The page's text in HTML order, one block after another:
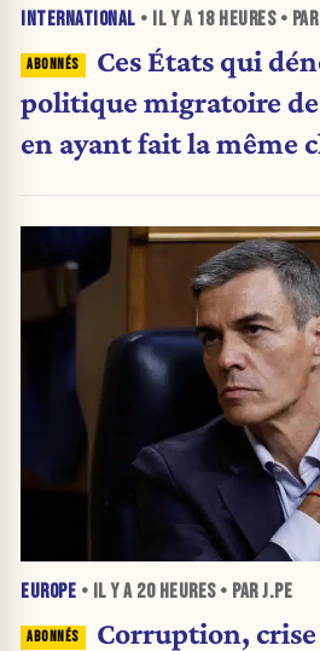
INTERNATIONAL • IL Y A 18 HEURES•
Ces États qui
politique migratoire
en ayant fait la même
EUROPE • IL Y A 20 HEURES• PAR J.PE
Corruption,